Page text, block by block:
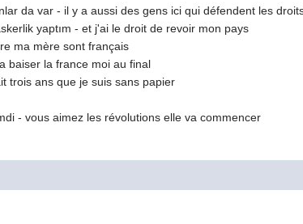
da var - il y a aussi des gens ici qui défendent les
yaptım - et j'ai le droit de revoir mon pays
ma mère sont français
baiser la france moi au final
trois ans que je suis sans papier
- vous aimez les révolutions elle va commencer